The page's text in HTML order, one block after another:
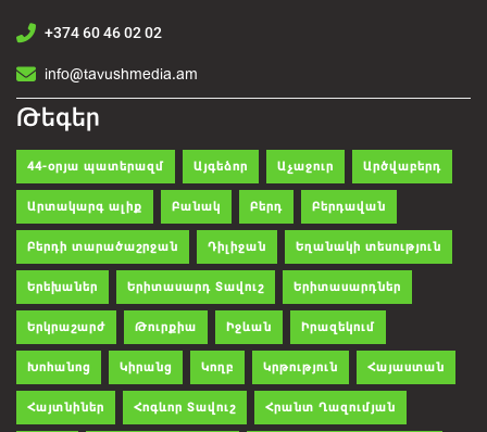
+374 60 46 02 02
info@tavushmedia.am
Թեգեր
44-օրյա պատերազմ Այգեձոր Աչաջուր Արծվաբերդ
Արտակարգ ալիք Բանակ Բերդ Բերդավան
Բերդի տարածաշրջան Դիլիջան Եղանակի տեսություն
Երեխաներ Երիտասարդ Տավուշ Երիտասարդներ
Երկրաշարժ Թուրքիա Իջևան Իրազեկում
Խոհանոց Կիրանց Կողբ Կրթություն Հայաստան
Հայտնիներ Հոգևոր Տավուշ Հրանտ Ղազումյան